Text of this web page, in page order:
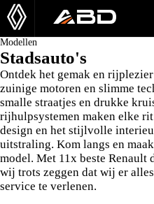
Modellen
Stadsauto's
Ontdek het gemak en
zuinige motoren en slimme
smalle straatjes en drukke
rijhulpsystemen maken elke
design en het stijlvolle
uitstraling. Kom langs en
model. Met 11x beste Renault
wij trots zeggen dat wij er
service te verlenen.